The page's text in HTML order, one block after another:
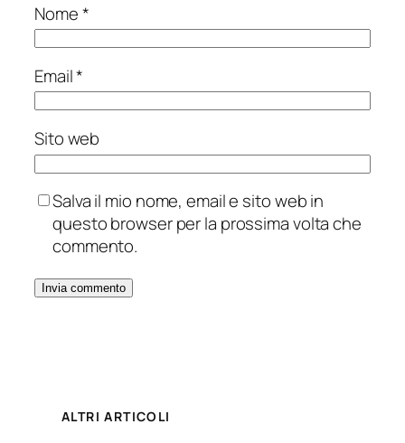
Nome*
Email*
Sito web
Salva il mio nome, email e sito web in
questo browser per la prossima volta che
commento.
ALTRI ARTICOLI